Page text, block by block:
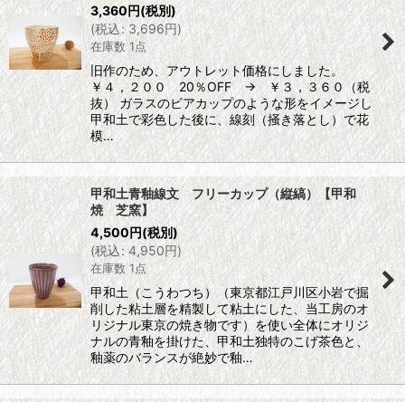
絞り込む
3,360円(税別)
(税込: 3,696円)
在庫数 1点
旧作のため、アウトレット価格にしました。
￥４，２００ 20％OFF → ￥３，３６０（税
抜） ガラスのビアカップのような形をイメージし
甲和土で彩色した後に、線刻（掻き落とし）で花
模…
甲和土青釉線文 フリーカップ（縦縞）【甲和
焼 芝窯】
4,500円(税別)
(税込: 4,950円)
在庫数 1点
甲和土（こうわつち）（東京都江戸川区小岩で掘
削した粘土層を精製して粘土にした、当工房のオ
リジナル東京の焼き物です）を使い全体にオリジ
ナルの青釉を掛けた、甲和土独特のこげ茶色と、
釉薬のバランスが絶妙で釉…